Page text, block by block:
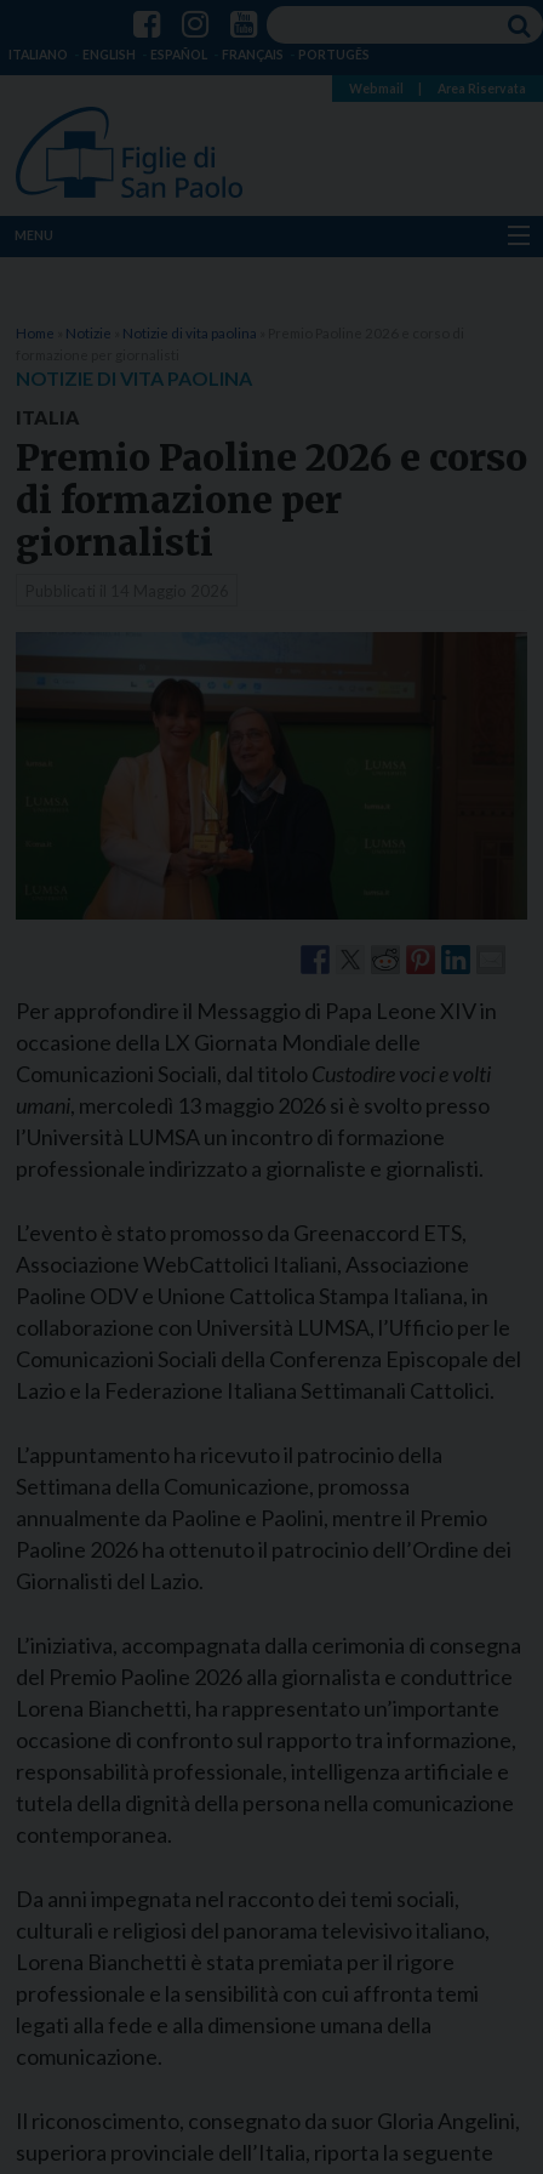
ITALIANO ENGLISH ESPAÑOL FRANÇAIS PORTUGÊS
Webmail Area Riservata
MENU
Dove siamo
Risorse
Media
Home Notizie Notizie di vita paolina
NOTIZIE DI VITA PAOLINA
ITALIA
Premio Paoline 2026 e corso
di formazione per
giornalisti
Per approfondire il Messaggio di Papa Leone XIV in
occasione della LX Giornata Mondiale delle
Comunicazioni Sociali, dal titolo Custodire voci e volti
umani, mercoledì 13 maggio 2026 si è svolto presso
l’Università LUMSA un incontro di formazione
professionale indirizzato a giornaliste e giornalisti.
L’evento è stato promosso da Greenaccord ETS,
Associazione WebCattolici Italiani, Associazione
Paoline ODV e Unione Cattolica Stampa Italiana, in
collaborazione con Università LUMSA, l’Ufficio per le
Comunicazioni Sociali della Conferenza Episcopale del
Lazio e la Federazione Italiana Settimanali Cattolici.
L’appuntamento ha ricevuto il patrocinio della
Settimana della Comunicazione, promossa
annualmente da Paoline e Paolini, mentre il Premio
Paoline 2026 ha ottenuto il patrocinio dell’Ordine dei
Giornalisti del Lazio.
L’iniziativa, accompagnata dalla cerimonia di consegna
del Premio Paoline 2026 alla giornalista e conduttrice
Lorena Bianchetti, ha rappresentato un’importante
occasione di confronto sul rapporto tra informazione,
responsabilità professionale, intelligenza artificiale e
tutela della dignità della persona nella comunicazione
contemporanea.
Da anni impegnata nel racconto dei temi sociali,
culturali e religiosi del panorama televisivo italiano,
Lorena Bianchetti è stata premiata per il rigore
professionale e la sensibilità con cui affronta temi
legati alla fede e alla dimensione umana della
comunicazione.
Il riconoscimento, consegnato da suor Gloria Angelini,
superiora provinciale dell’Italia, riporta la seguente